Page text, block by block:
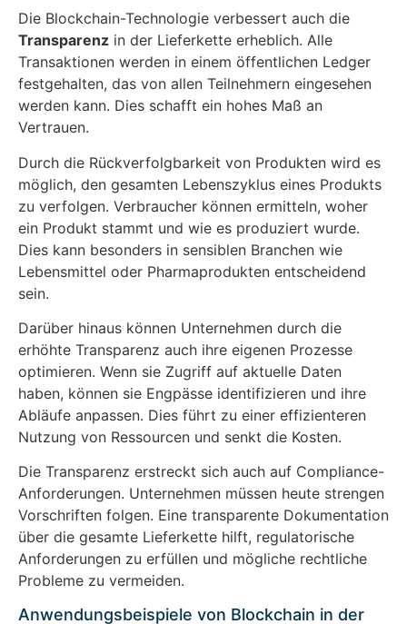
Die Blockchain-Technologie verbessert auch die
Transparenz in der Lieferkette erheblich. Alle
Transaktionen werden in einem öffentlichen Ledger
festgehalten, das von allen Teilnehmern eingesehen
werden kann. Dies schafft ein hohes Maß an
Vertrauen.
Durch die Rückverfolgbarkeit von Produkten wird es
möglich, den gesamten Lebenszyklus eines Produkts
zu verfolgen. Verbraucher können ermitteln, woher
ein Produkt stammt und wie es produziert wurde.
Dies kann besonders in sensiblen Branchen wie
Lebensmittel oder Pharmaprodukten entscheidend
sein.
Darüber hinaus können Unternehmen durch die
erhöhte Transparenz auch ihre eigenen Prozesse
optimieren. Wenn sie Zugriff auf aktuelle Daten
haben, können sie Engpässe identifizieren und ihre
Abläufe anpassen. Dies führt zu einer effizienteren
Nutzung von Ressourcen und senkt die Kosten.
Die Transparenz erstreckt sich auch auf Compliance-
Anforderungen. Unternehmen müssen heute strengen
Vorschriften folgen. Eine transparente Dokumentation
über die gesamte Lieferkette hilft, regulatorische
Anforderungen zu erfüllen und mögliche rechtliche
Probleme zu vermeiden.
Anwendungsbeispiele von Blockchain in der